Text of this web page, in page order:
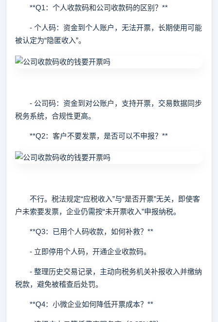
**Q1：个人收款码和公司收款码的区别？**
- 个人码：资金到个人账户，无法开票，长期使用可能
被认定为“隐匿收入”。
- 公司码：资金到对公账户，支持开票，交易数据同步
税务系统，合规性更高。
**Q2：客户不要发票，是否可以不申报？**
不行。税法规定“应税收入”与“是否开票”无关，即使客
户未索要发票，企业仍需按“未开票收入”申报纳税。
**Q3：已用个人码收款，如何补救？**
- 立即停用个人码，开通企业收款码。
- 整理历史交易记录，主动向税务机关补报收入并缴纳
税款，避免被稽查后处罚。
**Q4：小微企业如何降低开票成本？**